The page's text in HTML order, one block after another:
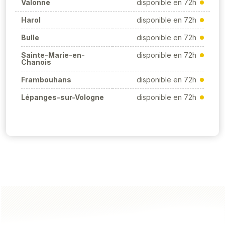
Valonne disponible en 72h
Harol disponible en 72h
Bulle disponible en 72h
Sainte-Marie-en-
Chanois
disponible en 72h
Frambouhans disponible en 72h
Lépanges-sur-Vologne disponible en 72h